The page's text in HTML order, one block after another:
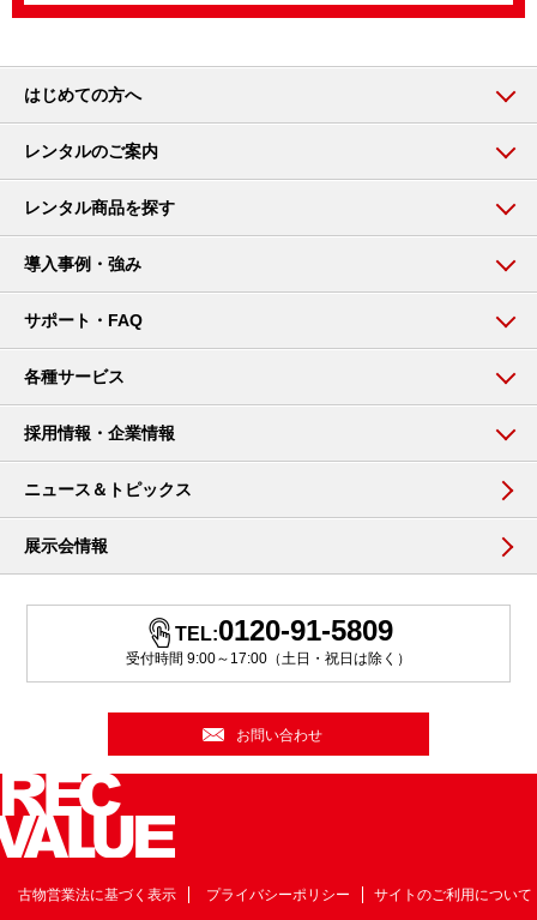
はじめての方へ
レンタルのご案内
レンタル商品を探す
導入事例・強み
サポート・FAQ
各種サービス
採用情報・企業情報
ニュース＆トピックス
展示会情報
TEL:0120-91-5809
受付時間 9:00～17:00（土日・祝日は除く）
お問い合わせ
古物営業法に基づく表示 プライバシーポリシー サイトのご利用について